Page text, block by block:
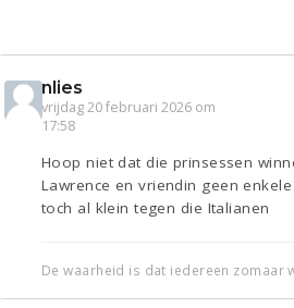
nlies
vrijdag 20 februari 2026 om
17:58
Hoop niet dat die prinsessen
Lawrence en vriendin geen
toch al klein tegen die Italianen
De waarheid is dat iedereen zomaar